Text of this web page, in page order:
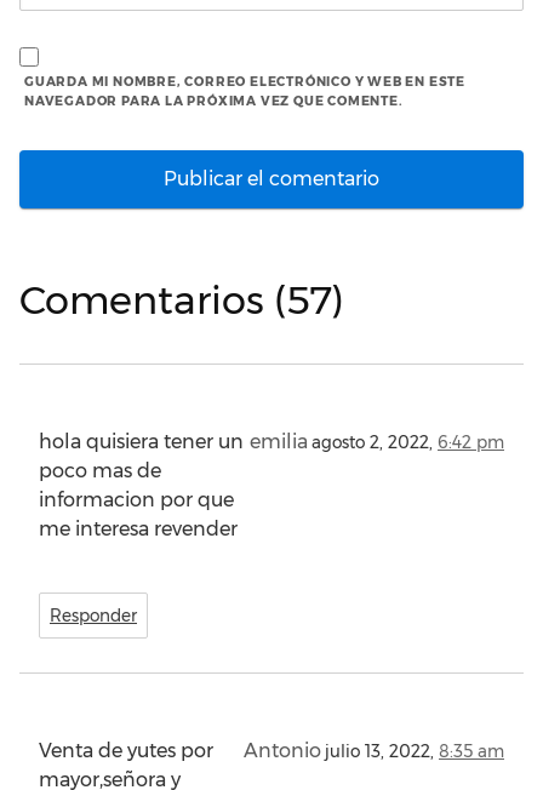
GUARDA MI NOMBRE, CORREO ELECTRÓNICO Y WEB EN ESTE
NAVEGADOR PARA LA PRÓXIMA VEZ QUE COMENTE.
Comentarios (57)
emilia agosto 2, 2022, 6:42 pm
hola quisiera tener un
poco mas de
informacion por que
me interesa revender
Responder
Antonio julio 13, 2022, 8:35 am
Venta de yutes por
mayor,señora y